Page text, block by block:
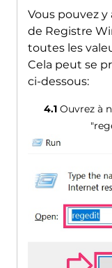
Vous pouvez
de Registre
toutes les
Cela peut se
ci-dessous:
4.1Ouvrez à